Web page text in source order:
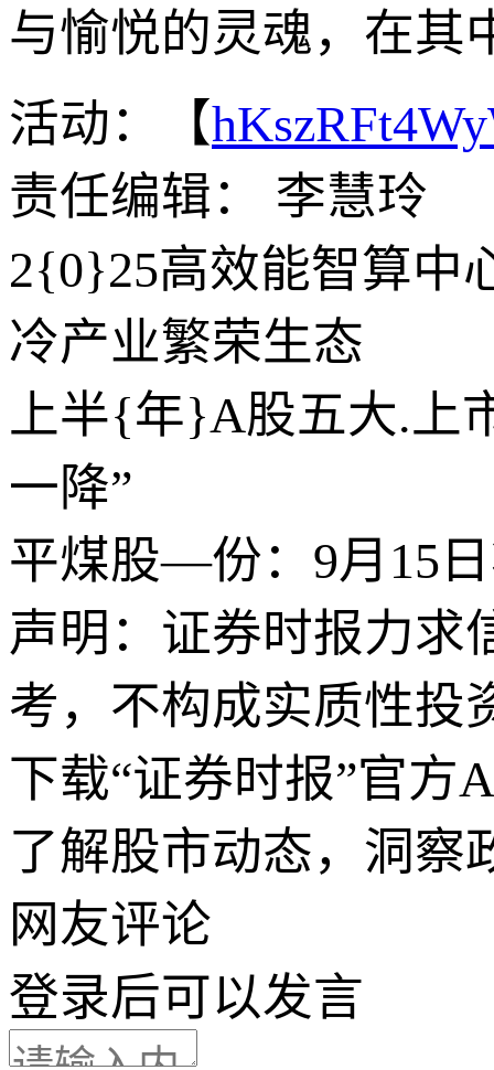
与愉悦的灵魂，在其
活动：【
责任编辑： 李慧玲
2{0}25高效能智算中
冷产业繁荣生态
上半{年}A股五大.上
一降”
平煤股—份：9月15
声明：证券时报力求
考，不构成实质性投
下载“证券时报”官方
了解股市动态，洞察
网友评论
登录后可以发言